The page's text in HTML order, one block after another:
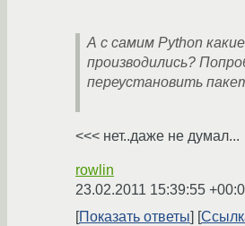
А с самим Python
производились?
переустановить
<<< нет..даже не думал...
rowlin
23.02.2011 15:39:55
Показать ответы